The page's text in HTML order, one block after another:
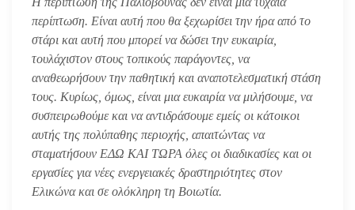
περίπτωση. Είναι αυτή που θα ξεχωρίσει την ήρα από το
στάρι και αυτή που μπορεί να δώσει την ευκαιρία,
τουλάχιστον στους τοπικούς παράγοντες, να
αναθεωρήσουν την παθητική και αναποτελεσματική στάση
τους. Κυρίως, όμως, είναι μια ευκαιρία να μιλήσουμε, να
συσπειρωθούμε και να αντιδράσουμε εμείς οι κάτοικοι
αυτής της πολύπαθης περιοχής, απαιτώντας να
σταματήσουν ΕΔΩ ΚΑΙ ΤΩΡΑ όλες οι διαδικασίες και οι
εργασίες για νέες ενεργειακές δραστηριότητες στον
Ελικώνα και σε ολόκληρη τη Βοιωτία.